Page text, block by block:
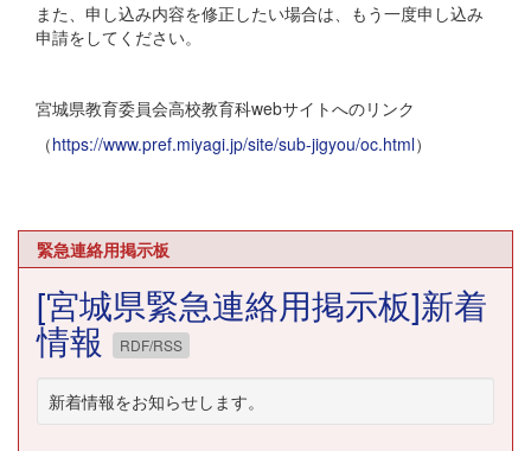
また、申し込み内容を修正したい場合は、もう一度申し込み
申請をしてください。
宮城県教育委員会高校教育科webサイトへのリンク
（https://www.pref.miyagi.jp/site/sub-jigyou/oc.html）
緊急連絡用掲示板
[宮城県緊急連絡用掲示板]新着
情報 RDF/RSS
新着情報をお知らせします。